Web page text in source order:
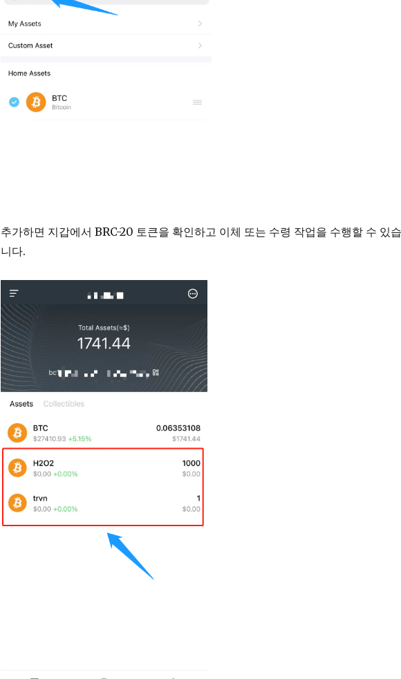
추가하면 지갑에서 BRC-20 토큰을 확인하고 이체 또는 수령 작업을 수행할 수 있습
니다.